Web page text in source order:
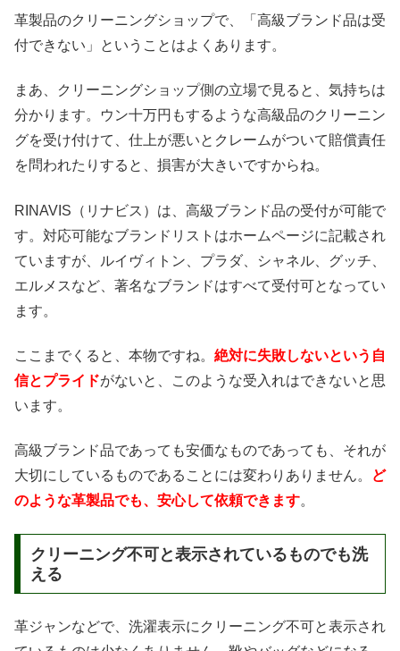
革製品のクリーニングショップで、「高級ブランド品は受
付できない」ということはよくあります。
まあ、クリーニングショップ側の立場で見ると、気持ちは
分かります。ウン十万円もするような高級品のクリーニン
グを受け付けて、仕上が悪いとクレームがついて賠償責任
を問われたりすると、損害が大きいですからね。
RINAVIS（リナビス）は、高級ブランド品の受付が可能で
す。対応可能なブランドリストはホームページに記載され
ていますが、ルイヴィトン、プラダ、シャネル、グッチ、
エルメスなど、著名なブランドはすべて受付可となってい
ます。
ここまでくると、本物ですね。 絶対に失敗しないという自
信とプライドがないと、このような受入れはできないと思
います。
高級ブランド品であっても安価なものであっても、それが
大切にしているものであることには変わりありません。
ど
のような革製品でも、安心して依頼できます。
クリーニング不可と表示されているものでも洗
える
革ジャンなどで、洗濯表示にクリーニング不可と表示され